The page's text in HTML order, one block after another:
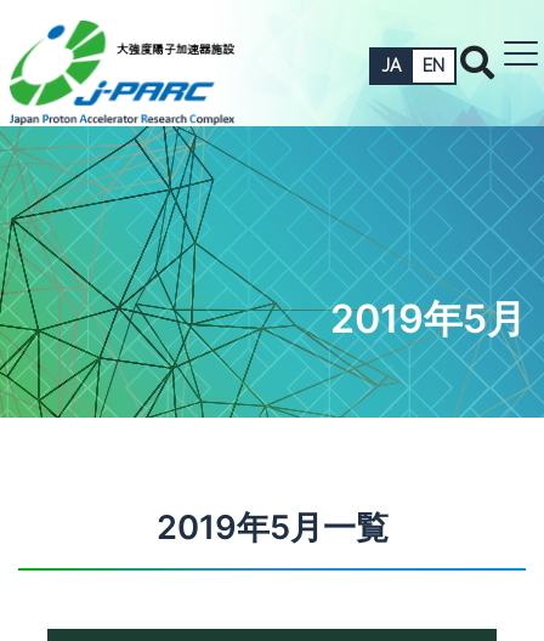
JA EN
2019年5月
2019年5月一覧